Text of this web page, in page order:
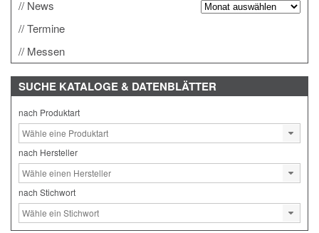
News
Termine
Messen
SUCHE KATALOGE & DATENBLÄTTER
nach Produktart
nach Hersteller
nach Stichwort